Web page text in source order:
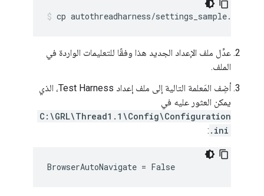
cp autothreadharness/settings_sample.py
عدِّل ملف الإعداد الجديد هذا وفقًا للتعليمات الواردة في
الملف.
أضِف المَعلمة التالية إلى ملف إعداد Test Harness، الذي
يمكن العثور عليه في
C:\GRL\Thread1.1\Config\Configuration
.ini
:
BrowserAutoNavigate = False